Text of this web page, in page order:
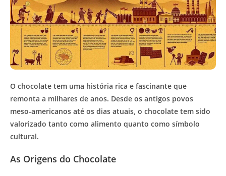
O chocolate tem uma história rica e fascinante que
remonta a milhares de anos. Desde os antigos povos
meso-americanos até os dias atuais, o chocolate tem sido
valorizado tanto como alimento quanto como símbolo
cultural.
As Origens do Chocolate